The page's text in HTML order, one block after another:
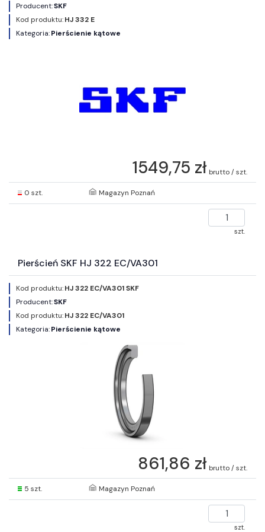
Producent:SKF
Kod produktu:HJ 332 E
Kategoria:Pierścienie kątowe
1549,75 zł brutto / szt.
0 szt. Magazyn Poznań
szt.
Pierścień SKF HJ 322 EC/VA301
Kod produktu:HJ 322 EC/VA301 SKF
Producent:SKF
Kod produktu:HJ 322 EC/VA301
Kategoria:Pierścienie kątowe
861,86 zł brutto / szt.
5 szt. Magazyn Poznań
szt.